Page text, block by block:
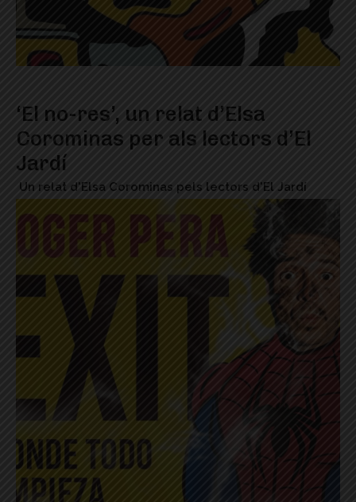
‘El no-res’, un relat d’Elsa
Corominas per als lectors d’El
Jardí
Un relat d'Elsa Corominas pels lectors d'El Jardí